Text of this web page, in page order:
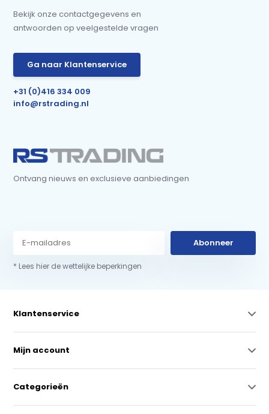
Bekijk onze contactgegevens en
antwoorden op veelgestelde vragen
Ga naar Klantenservice
+31 (0)416 334 009
info@rstrading.nl
Ontvang nieuws en exclusieve aanbiedingen
Abonneer
* Lees hier de wettelijke beperkingen
Klantenservice
Mijn account
Categorieën